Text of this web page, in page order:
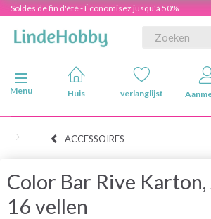
Soldes de fin d'été - Économisez jusqu'à 50%
Navigatie in-/uitschakelen
Menu
Huis verlanglijst
ACCESSOIRES
Color Bar Rive Karton,
16 vellen